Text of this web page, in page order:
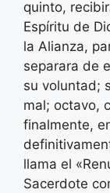
quinto,
Espíritu de
la Alianza,
separara de
su voluntad;
mal; octavo,
finalmente,
llama el
Sacerdote